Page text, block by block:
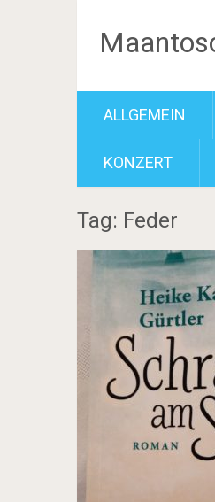
ALLGEMEIN
KONZERT
Tag: Feder